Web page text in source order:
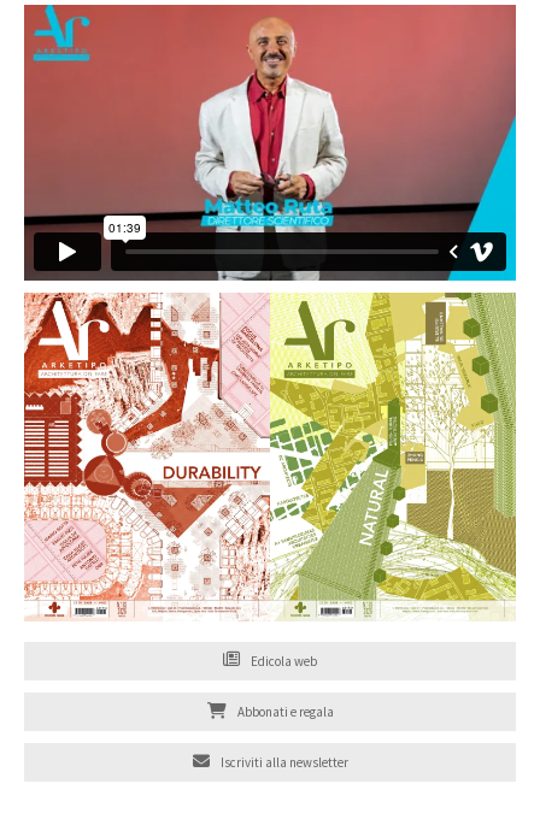
Edicola web
Abbonati e regala
Iscriviti alla newsletter